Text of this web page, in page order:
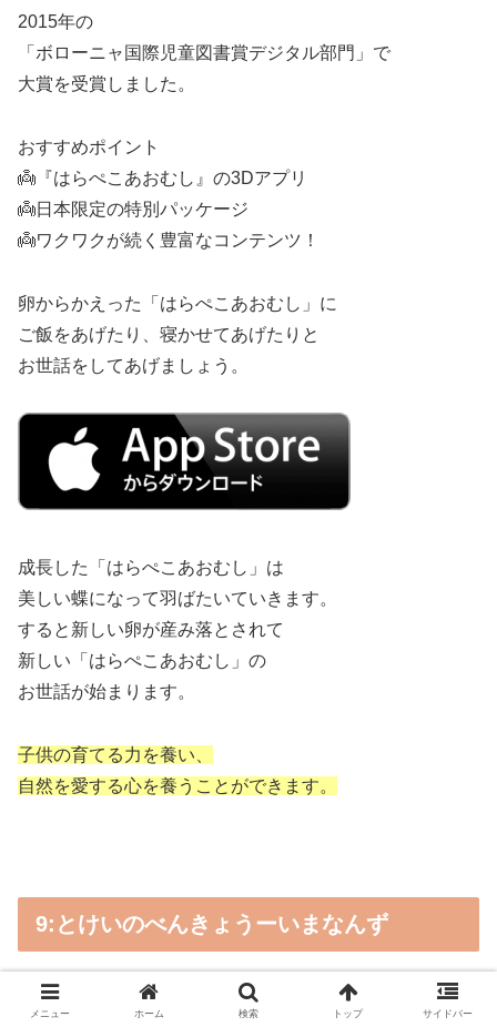
2015年の
「ボローニャ国際児童図書賞デジタル部門」で
大賞を受賞しました。
おすすめポイント
👼『はらぺこあおむし』の3Dアプリ
👼日本限定の特別パッケージ
👼ワクワクが続く豊富なコンテンツ！
卵からかえった「はらぺこあおむし」に
ご飯をあげたり、寝かせてあげたりと
お世話をしてあげましょう。
成長した「はらぺこあおむし」は
美しい蝶になって羽ばたいていきます。
すると新しい卵が産み落とされて
新しい「はらぺこあおむし」の
お世話が始まります。
子供の育てる力を養い、
自然を愛する心を養うことができます。
9:とけいのべんきょうーいまなんず
メニュー ホーム 検索 トップ サイドバー